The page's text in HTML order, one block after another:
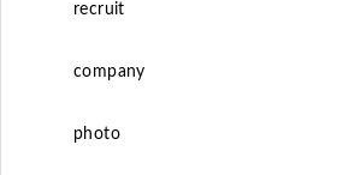
recruit
company
photo